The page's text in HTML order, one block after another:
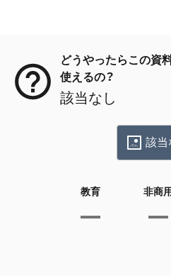
どうやったらこの資
使えるの？
該当なし
該当
教育 非商用